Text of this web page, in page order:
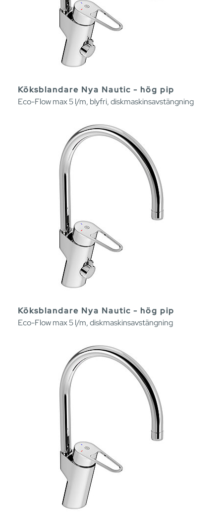
Köksblandare Nya Nautic - hög pip
Eco-Flow max 5 l/m, blyfri, diskmaskinsavstängning
Köksblandare Nya Nautic - hög pip
Eco-Flow max 5 l/m, diskmaskinsavstängning